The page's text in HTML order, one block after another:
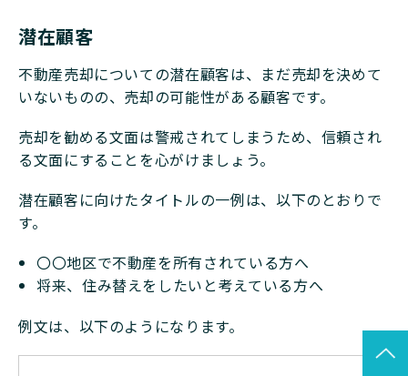
潜在顧客
不動産売却についての潜在顧客は、まだ売却を決めて
いないものの、売却の可能性がある顧客です。
売却を勧める文面は警戒されてしまうため、信頼され
る文面にすることを心がけましょう。
潜在顧客に向けたタイトルの一例は、以下のとおりで
す。
〇〇地区で不動産を所有されている方へ
将来、住み替えをしたいと考えている方へ
例文は、以下のようになります。